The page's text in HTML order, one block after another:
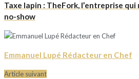
Taxe lapin : TheFork, l’entreprise
no-show
Emmanuel Lupé Rédacteur en Chef
Article suivant